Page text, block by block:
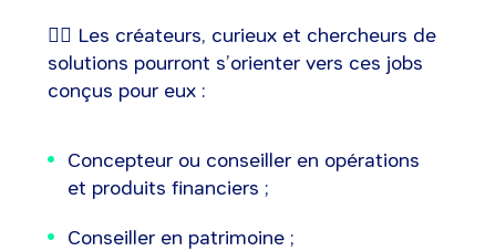
🕵️‍♀️ Les créateurs, curieux et chercheurs de
solutions pourront s’orienter vers ces jobs
conçus pour eux :
Concepteur ou conseiller en opérations
et produits financiers ;
Conseiller en patrimoine ;